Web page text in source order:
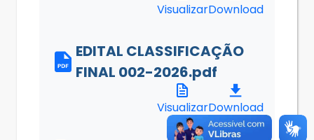
VisualizarDownload
EDITAL CLASSIFICAÇÃO
FINAL 002-2026.pdf
VisualizarDownload